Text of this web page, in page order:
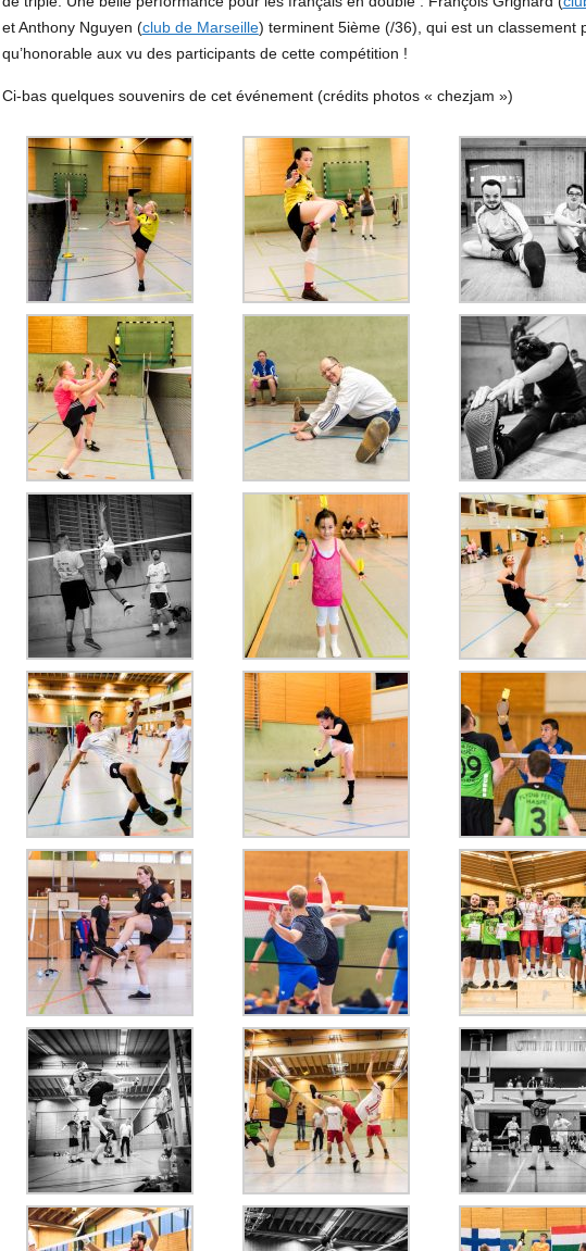
et Anthony Nguyen (club de Marseille) terminent 5ième (/36), qui est un classement
qu’honorable aux vu des participants de cette compétition !
Ci-bas quelques souvenirs de cet événement (crédits photos « chezjam »)